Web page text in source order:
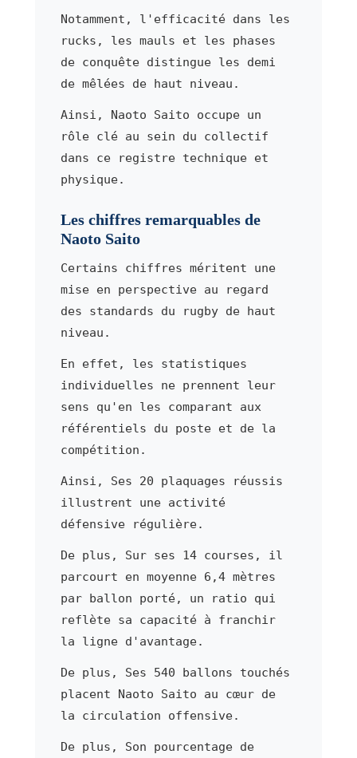
Notamment, l'efficacité dans les
rucks, les mauls et les phases
de conquête distingue les demi
de mêlées de haut niveau.
Ainsi, Naoto Saito occupe un
rôle clé au sein du collectif
dans ce registre technique et
physique.
Les chiffres remarquables de
Naoto Saito
Certains chiffres méritent une
mise en perspective au regard
des standards du rugby de haut
niveau.
En effet, les statistiques
individuelles ne prennent leur
sens qu'en les comparant aux
référentiels du poste et de la
compétition.
Ainsi, Ses 20 plaquages réussis
illustrent une activité
défensive régulière.
De plus, Sur ses 14 courses, il
parcourt en moyenne 6,4 mètres
par ballon porté, un ratio qui
reflète sa capacité à franchir
la ligne d'avantage.
De plus, Ses 540 ballons touchés
placent Naoto Saito au cœur de
la circulation offensive.
De plus, Son pourcentage de